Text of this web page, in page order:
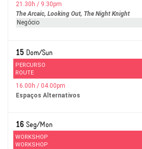
21.30h / 9.30pm
The Arcaic, Looking Out, The Night Knight
Negócio
15 Dom/Sun
PERCURSO
ROUTE
16.00h / 04.00pm
Espaços Alternativos
16 Seg/Mon
WORKSHOP
WORKSHOP